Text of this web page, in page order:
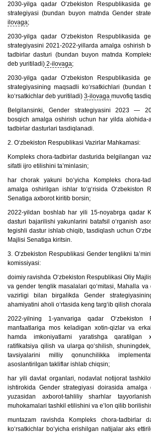
2030-yilga qadar O‘zbekiston Respublikasida
strategiyasi (bundan buyon matnda Gender
ilovaga;
2030-yilga qadar O‘zbekiston Respublikasida
strategiyasini 2021-2022-yillarda amalga oshirish
tadbirlar dasturi (bundan buyon matnda
deb yuritiladi) 2-ilovaga;
2030-yilga qadar O‘zbekiston Respublikasida
strategiyasining maqsadli ko‘rsatkichlari (bundan
ko‘rsatkichlar deb yuritiladi) 3-ilovaga muvofiq
Belgilansinki, Gender strategiyasini 2023 —
bosqich amalga oshirish uchun har yilda alohida-
tadbirlar dasturlari tasdiqlanadi.
2. O‘zbekiston Respublikasi Vazirlar Mahkamasi:
Kompleks chora-tadbirlar dasturida belgilangan
sifatli ijro etilishini ta’minlasin;
har chorak yakuni bo‘yicha Kompleks chora-
amalga oshirilgan ishlar to‘g‘risida O‘zbekiston
Senatiga axborot kiritib borsin;
2022-yildan boshlab har yili 15-noyabrga qadar
dasturi bajarilishi yakunlarini batafsil o‘rganish
tegishli dastur ishlab chiqib, tasdiqlash uchun
Majlisi Senatiga kiritsin.
3. O‘zbekiston Respublikasi Gender tenglikni
komissiyasi:
doimiy ravishda O‘zbekiston Respublikasi Oliy
va gender tenglik masalalari qo‘mitasi, Mahalla va
vazirligi bilan birgalikda Gender
ahamiyatini aholi o‘rtasida keng targ‘ib qilish
2022-yilning 1-yanvariga qadar O‘zbekiston
manfaatlariga mos keladigan xotin-qizlar va
hamda imkoniyatlarni yaratishga qaratilgan
ratifikatsiya qilish va ularga qo‘shilish,
tavsiyalarini milliy qonunchilikka
asoslantirilgan takliflar ishlab chiqsin;
har yili davlat organlari, nodavlat notijorat
ishtirokida Gender strategiyasi doirasida amalga
yuzasidan axborot-tahliliy sharhlar
muhokamalari tashkil etilishini va e’lon qilib
muntazam ravishda Kompleks chora-tadbirlar
ko‘rsatkichlar bo‘yicha erishilgan natijalar aks